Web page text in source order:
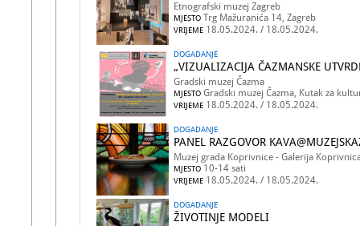
Etnografski muzej Zagreb
MJESTO Trg Mažuranića 14, Zagreb
VRIJEME 18.05.2024. / 18.05.2024.
DOGADANJE
„VIZUALIZACIJA ČAZMANSKE
Gradski muzej Čazma
MJESTO Gradski muzej Čazma, Kutak za
VRIJEME 18.05.2024. / 18.05.2024.
DOGADANJE
PANEL RAZGOVOR
Muzej grada Koprivnice - Galerija
MJESTO 10-14 sati
VRIJEME 18.05.2024. / 18.05.2024.
DOGADANJE
ŽIVOTINJE MODELI